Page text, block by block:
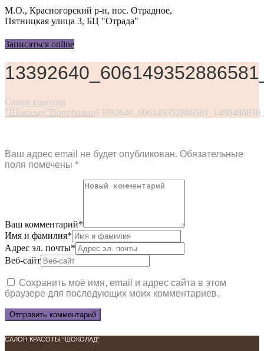
М.О., Красногорский р-н, пос. Отрадное,
Пятницкая улица 3, БЦ "Отрада"
Записаться online
Салон красоты
"Шоколад"Портфолио
Ваш адрес email не будет опубликован. Обязательные
поля помечены *
Ваш комментарий*
Имя и фамилия*
Адрес эл. почты*
Веб-сайт
Сохранить моё имя, email и адрес сайта в этом
браузере для последующих моих комментариев.
САЛОН КРАСОТЫ “ШОКОЛАД”